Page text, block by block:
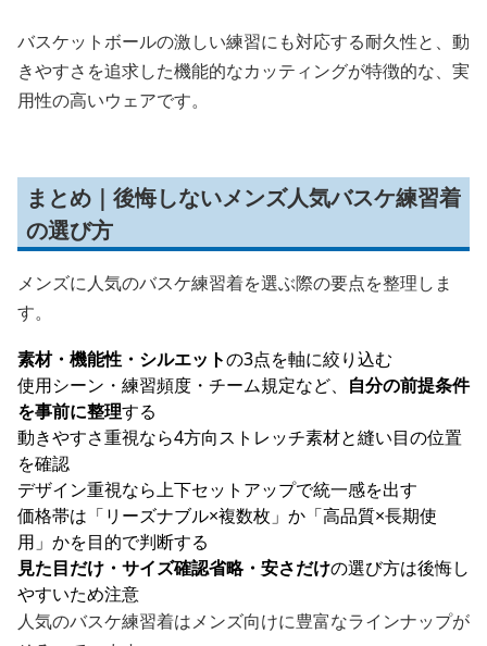
バスケットボールの激しい練習にも対応する耐久性と、動
きやすさを追求した機能的なカッティングが特徴的な、実
用性の高いウェアです。
まとめ｜後悔しないメンズ人気バスケ練習着
の選び方
メンズに人気のバスケ練習着を選ぶ際の要点を整理しま
す。
素材・機能性・シルエットの3点を軸に絞り込む
使用シーン・練習頻度・チーム規定など、 自分の前提条件
を事前に整理する
動きやすさ重視なら4方向ストレッチ素材と縫い目の位置
を確認
デザイン重視なら上下セットアップで統一感を出す
価格帯は「リーズナブル×複数枚」か「高品質×長期使
用」かを目的で判断する
見た目だけ・サイズ確認省略・安さだけの選び方は後悔し
やすいため注意
人気のバスケ練習着はメンズ向けに豊富なラインナップが